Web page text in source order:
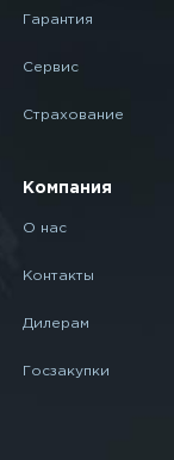
Гарантия
Сервис
Страхование
Компания
О нас
Контакты
Дилерам
Госзакупки